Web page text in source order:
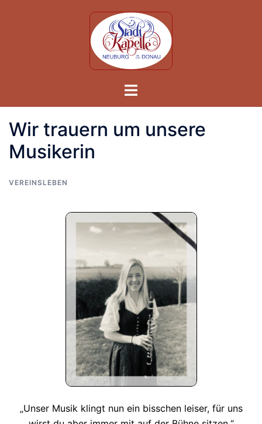
Toggle
Wir trauern um unsere
Musikerin
VEREINSLEBEN
„Unser Musik klingt nun ein bisschen leiser, für uns